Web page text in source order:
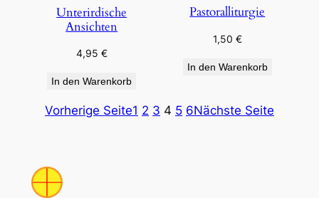
Unterirdische
Ansichten
4,95 €
In den Warenkorb
Pastoralliturgie
1,50 €
In den Warenkorb
Vorherige Seite1 2 3 4 5 6Nächste Seite